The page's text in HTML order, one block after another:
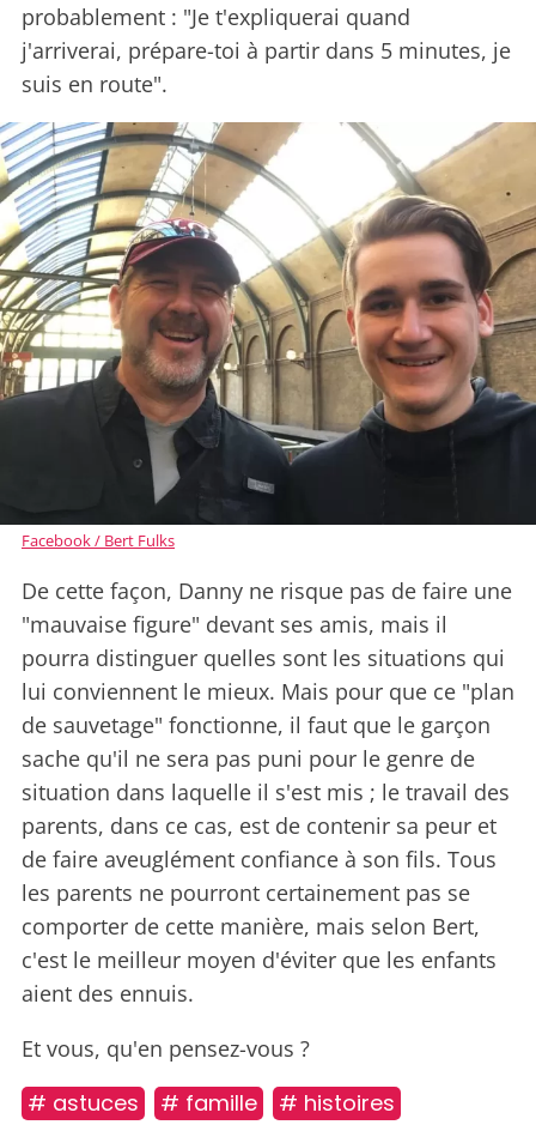
probablement : "Je t'expliquerai quand
j'arriverai, prépare-toi à partir dans 5 minutes, je
suis en route".
Facebook / Bert Fulks
De cette façon, Danny ne risque pas de faire une
"mauvaise figure" devant ses amis, mais il
pourra distinguer quelles sont les situations qui
lui conviennent le mieux. Mais pour que ce "plan
de sauvetage" fonctionne, il faut que le garçon
sache qu'il ne sera pas puni pour le genre de
situation dans laquelle il s'est mis ; le travail des
parents, dans ce cas, est de contenir sa peur et
de faire aveuglément confiance à son fils. Tous
les parents ne pourront certainement pas se
comporter de cette manière, mais selon Bert,
c'est le meilleur moyen d'éviter que les enfants
aient des ennuis.
Et vous, qu'en pensez-vous ?
# astuces # famille # histoires